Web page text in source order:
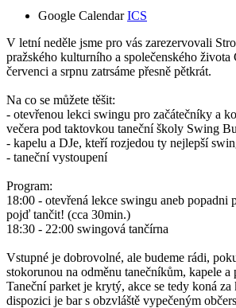
Google CalendarICS
V letní neděle jsme pro vás zarezervovali
pražského kulturního a společenského života
červenci a srpnu zatrsáme přesně pětkrát.
Na co se můžete těšit:
- otevřenou lekci swingu pro začátečníky a
večera pod taktovkou taneční školy Swing
- kapelu a DJe, kteří rozjedou ty nejlepší
- taneční vystoupení
Program:
18:00 - otevřená lekce swingu aneb popadni
pojď tančit! (cca 30min.)
18:30 - 22:00 swingová tančírna
Vstupné je dobrovolné, ale budeme rádi,
stokorunou na odměnu tanečníkům, kapele a
Taneční parket je krytý, akce se tedy koná za
dispozici je bar s obzvláště vypečeným